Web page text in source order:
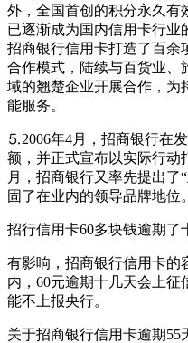
外，全国首创的积分永久有
已逐渐成为国内信用卡行业
招商银行信用卡打造了百余
合作模式，陆续与百货业、
域的翘楚企业开展合作，为
能服务。
⒌2006年4月，招商银行在
额，并正式宣布以实际行动
月，招商银行又率先提出了
固了在业内的领导品牌地位。
招行信用卡60多块钱逾期了
有影响，招商银行信用卡的
内，60元逾期十几天会上
能不上报央行。
关于招商银行信用卡逾期